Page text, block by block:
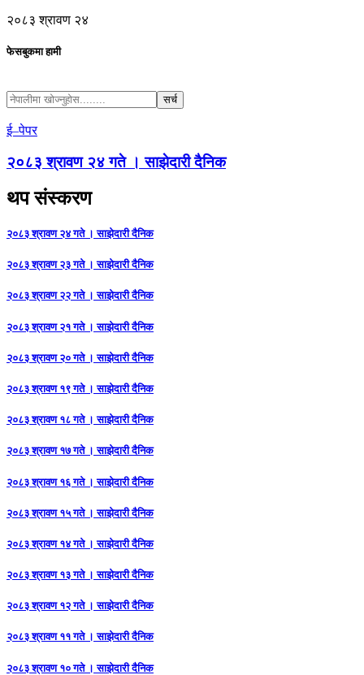
२०८३ श्रावण २४
फेसबुकमा हामी
ई–पेपर
२०८३ श्रावण २४ गते । साझेदारी दैनिक
थप संस्करण
२०८३ श्रावण २४ गते । साझेदारी दैनिक
२०८३ श्रावण २३ गते । साझेदारी दैनिक
२०८३ श्रावण २२ गते । साझेदारी दैनिक
२०८३ श्रावण २१ गते । साझेदारी दैनिक
२०८३ श्रावण २० गते । साझेदारी दैनिक
२०८३ श्रावण १९ गते । साझेदारी दैनिक
२०८३ श्रावण १८ गते । साझेदारी दैनिक
२०८३ श्रावण १७ गते । साझेदारी दैनिक
२०८३ श्रावण १६ गते । साझेदारी दैनिक
२०८३ श्रावण १५ गते । साझेदारी दैनिक
२०८३ श्रावण १४ गते । साझेदारी दैनिक
२०८३ श्रावण १३ गते । साझेदारी दैनिक
२०८३ श्रावण १२ गते । साझेदारी दैनिक
२०८३ श्रावण ११ गते । साझेदारी दैनिक
२०८३ श्रावण १० गते । साझेदारी दैनिक